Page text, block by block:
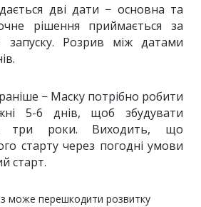
дві дати − основна та
рішення приймається за
Розрив між датами
− Маску потрібно робити
5-6 днів, щоб збудувати
три роки. Виходить, що
старту через погодні умови
старт.
може перешкодити розвитку